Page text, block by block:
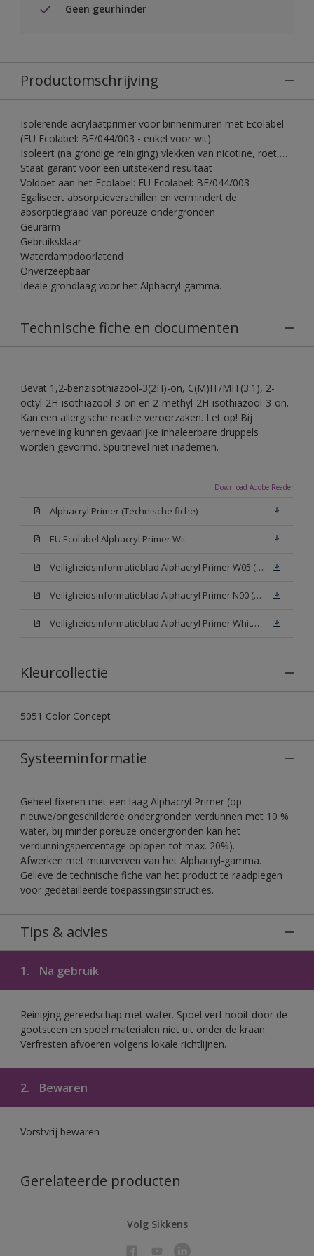
Geen geurhinder
Productomschrijving
Isolerende acrylaatprimer voor binnenmuren met Ecolabel
(EU Ecolabel: BE/044/003 - enkel voor wit).
Isoleert (na grondige reiniging) vlekken van nicotine, roet,…
Staat garant voor een uitstekend resultaat
Voldoet aan het Ecolabel: EU Ecolabel: BE/044/003
Egaliseert absorptieverschillen en vermindert de
absorptiegraad van poreuze ondergronden
Geurarm
Gebruiksklaar
Waterdampdoorlatend
Onverzeepbaar
Ideale grondlaag voor het Alphacryl-gamma.
Technische fiche en documenten
Bevat 1,2-benzisothiazool-3(2H)-on, C(M)IT/MIT(3:1), 2-
octyl-2H-isothiazool-3-on en 2-methyl-2H-isothiazool-3-on.
Kan een allergische reactie veroorzaken. Let op! Bij
verneveling kunnen gevaarlijke inhaleerbare druppels
worden gevormd. Spuitnevel niet inademen.
Download Adobe Reader
Alphacryl Primer (Technische fiche)
EU Ecolabel Alphacryl Primer Wit
Veiligheidsinformatieblad Alphacryl Primer W05 (SDS)
Veiligheidsinformatieblad Alphacryl Primer N00 (SDS)
Veiligheidsinformatieblad Alphacryl Primer White (SDS)
Kleurcollectie
5051 Color Concept
Systeeminformatie
Geheel fixeren met een laag Alphacryl Primer (op
nieuwe/ongeschilderde ondergronden verdunnen met 10 %
water, bij minder poreuze ondergronden kan het
verdunningspercentage oplopen tot max. 20%).
Afwerken met muurverven van het Alphacryl-gamma.
Gelieve de technische fiche van het product te raadplegen
voor gedetailleerde toepassingsinstructies.
Tips & advies
1. Na gebruik
Reiniging gereedschap met water. Spoel verf nooit door de
gootsteen en spoel materialen niet uit onder de kraan.
Verfresten afvoeren volgens lokale richtlijnen.
2. Bewaren
Vorstvrij bewaren
Gerelateerde producten
Volg Sikkens